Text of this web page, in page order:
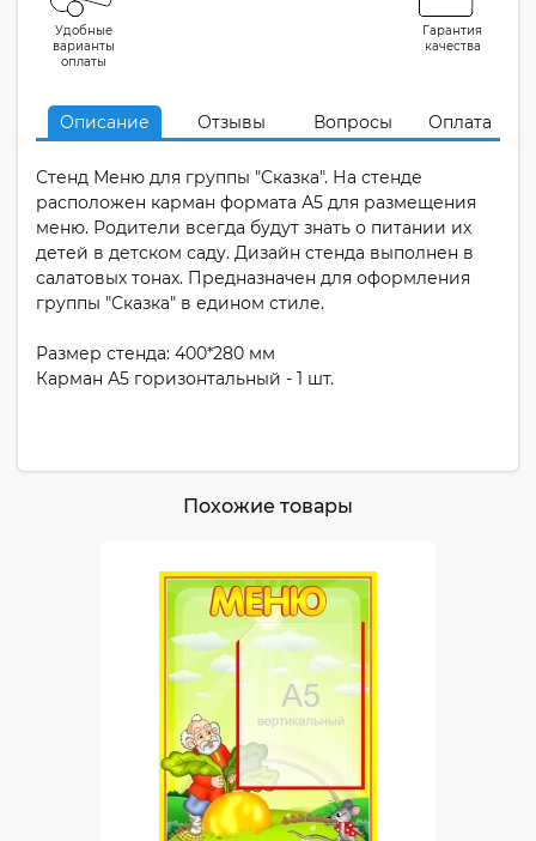
Удобные
варианты
оплаты
Гарантия
качества
Описание Отзывы Вопросы Оплата
Стенд Меню для группы "Сказка". На стенде
расположен карман формата А5 для размещения
меню. Родители всегда будут знать о питании их
детей в детском саду. Дизайн стенда выполнен в
салатовых тонах. Предназначен для оформления
группы "Сказка" в едином стиле.
Размер стенда: 400*280 мм
Карман А5 горизонтальный - 1 шт.
Похожие товары